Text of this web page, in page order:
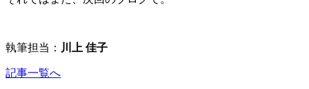
執筆担当： 川上 佳子
記事一覧へ